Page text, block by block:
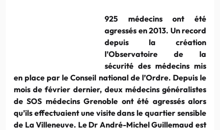
925 médecins ont été
agressés en 2013. Un record
depuis la création
l’Observatoire de la
sécurité des médecins mis
en place par le Conseil national de l’Ordre. Depuis le
mois de février dernier, deux médecins généralistes
de SOS médecins Grenoble ont été agressés alors
qu’ils effectuaient une visite dans le quartier sensible
de La Villeneuve. Le Dr André-Michel Guillemaud est